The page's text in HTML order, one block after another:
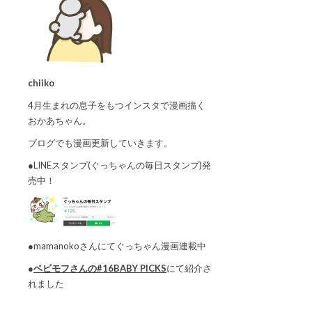
chiiko
4月生まれの息子をもつインスタで漫画描く
おかあちゃん。
ブログでも漫画更新していきます。
●LINEスタンプ(ぐっちゃんの毎日スタンプ)発
売中！
●mamanokoさんにてぐっちゃん漫画連載中
●ベビモフさんの#16BABY PICKSにて紹介さ
れました